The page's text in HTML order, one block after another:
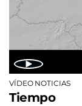
VÍDEO NOTICIAS
Tiempo